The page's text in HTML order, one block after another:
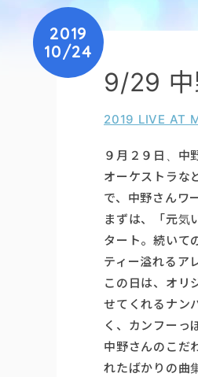
2019
10/24
9/29 中
2019 LIVE AT
９月２９日、中
オーケストラな
で、中野さんワ
まずは、「元気
タート。続いて
ティー溢れるア
この日は、オリ
せてくれるナン
く、カンフーっ
中野さんのこだ
れたばかりの曲